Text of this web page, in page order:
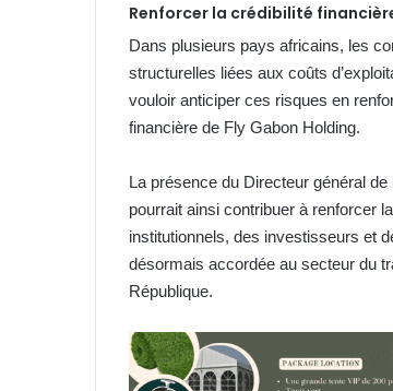
Renforcer la crédibilité
Dans plusieurs pays africains, les
structurelles liées aux coûts
vouloir anticiper ces risques en
financière de Fly Gabon Holding.
La présence du Directeur général
pourrait ainsi contribuer à renforcer
institutionnels, des investisseurs et
désormais accordée au secteur du
République.